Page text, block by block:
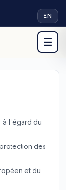
EN
☰
à l'égard du
des
et du